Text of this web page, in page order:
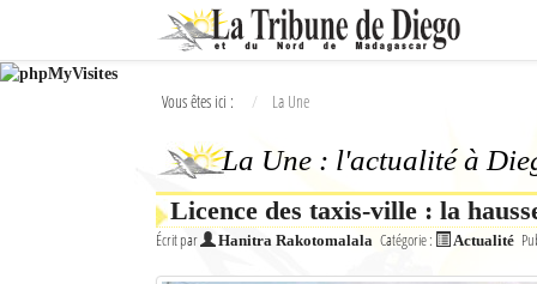
Ok
L'actualité à Diego Suarez
Vous êtes ici : La Une
La Une : l'actualité à
Licence des taxis-ville : la
Écrit par Hanitra Rakotomalala Catégorie : Actualité